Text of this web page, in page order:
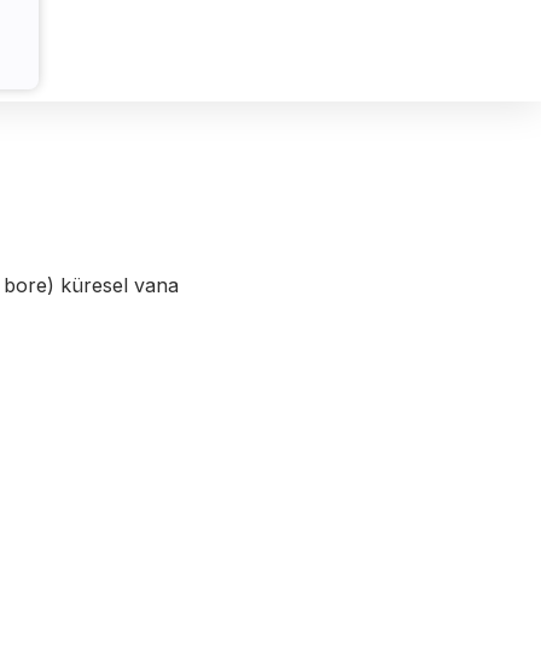
küresel vana